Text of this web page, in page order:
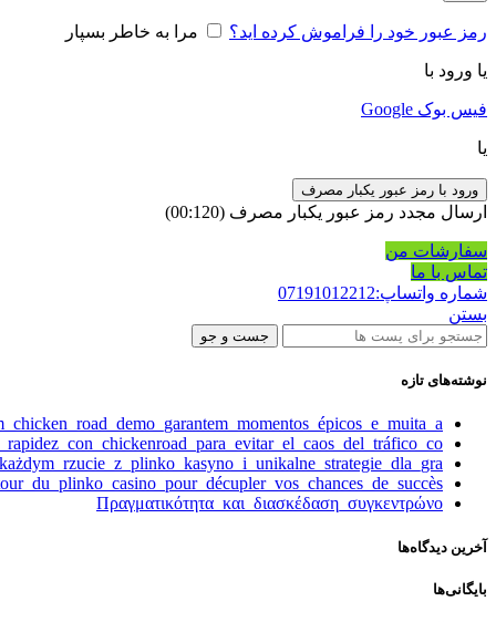
رمز عبور خود را فراموش کرده اید؟ مرا به خاطر بسپار
یا ورود با
فیس بوک Google
یا
ورود با رمز عبور یکبار مصرف
ارسال مجدد رمز عبور یکبار مصرف (00:
120
)
سفارشات من
تماس با ما
شماره واتساپ:07191012212
بستن
جست و جو
نوشته‌های تازه
Πραγματικότητα_και_διασκέδαση_συγκεντρώνο
آخرین دیدگاه‌ها
بایگانی‌ها